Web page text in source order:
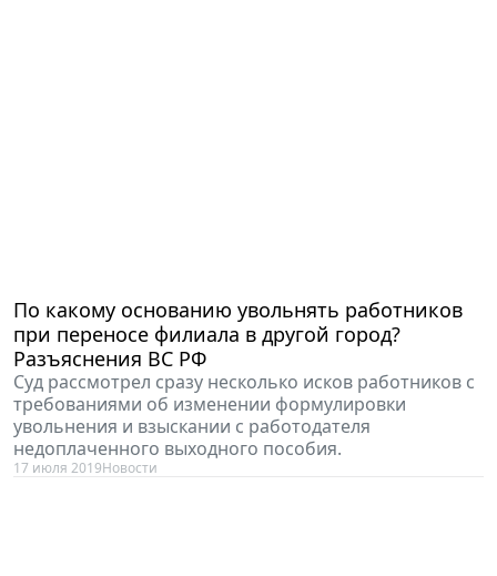
По какому основанию увольнять работников
при переносе филиала в другой город?
Разъяснения ВС РФ
Суд рассмотрел сразу несколько исков работников с
требованиями об изменении формулировки
увольнения и взыскании с работодателя
недоплаченного выходного пособия.
17 июля 2019Новости